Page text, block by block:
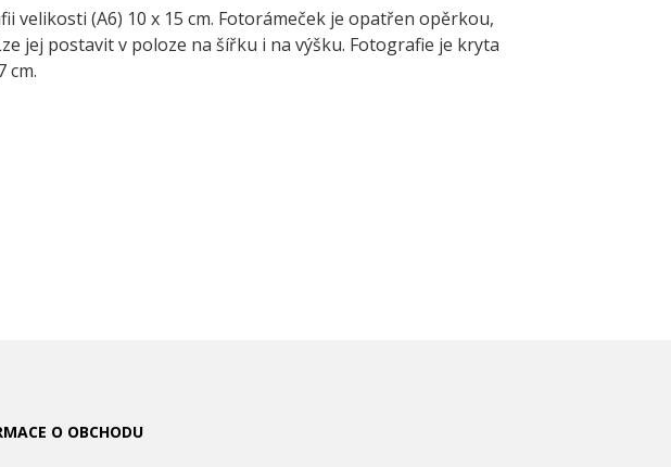
velikosti (A6) 10 x 15 cm. Fotorámeček je opatřen opěrkou,
jej postavit v poloze na šířku i na výšku. Fotografie je kryta
cm.
O OBCHODU